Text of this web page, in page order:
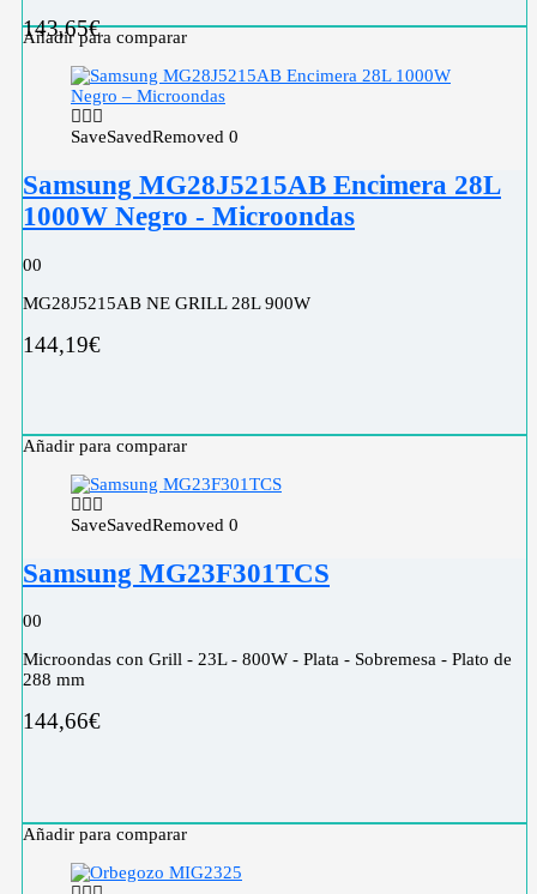
143,65€
Añadir para comparar
SaveSavedRemoved 0
Samsung MG28J5215AB Encimera 28L
1000W Negro - Microondas
00
MG28J5215AB NE GRILL 28L 900W
144,19€
Añadir para comparar
SaveSavedRemoved 0
Samsung MG23F301TCS
00
Microondas con Grill - 23L - 800W - Plata - Sobremesa - Plato de
288 mm
144,66€
Añadir para comparar